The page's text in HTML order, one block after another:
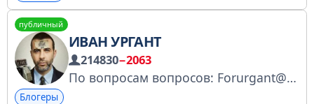
публичный
ИВАН УРГАНТ
214830−2063
По вопросам вопросов: Forurgant@gmail.com https://knd.gov.ru/license?id=673f33f19d804a279bd19fd0&registryType=bloggersPermission
Блогеры